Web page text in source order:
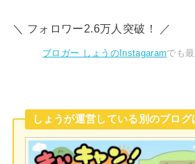
＼ フォロワー2.6万人突破！ ／
ブロガー しょうのInstagaramでも
しょうが運営している別のブログ